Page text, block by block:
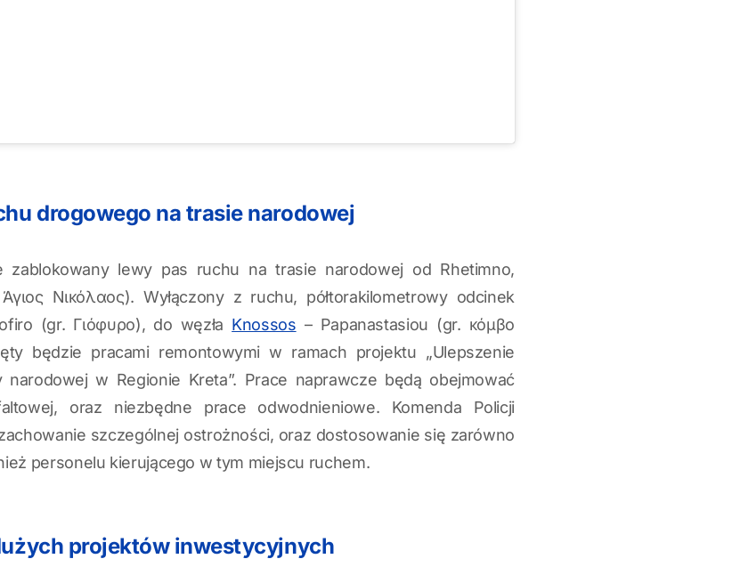
drogowego na trasie narodowej
zablokowany lewy pas ruchu na trasie narodowej od Rhetimno,
Νικόλαος). Wyłączony z ruchu, półtorakilometrowy odcinek
(gr. Γιόφυρο), do węzła Knossos – Papanastasiou (gr. κόμβο
będzie pracami remontowymi w ramach projektu „Ulepszenie
w Regionie Kreta”. Prace naprawcze będą obejmować
oraz niezbędne prace odwodnieniowe. Komenda Policji
szczególnej ostrożności, oraz dostosowanie się zarówno
personelu kierującego w tym miejscu ruchem.
projektów inwestycyjnych